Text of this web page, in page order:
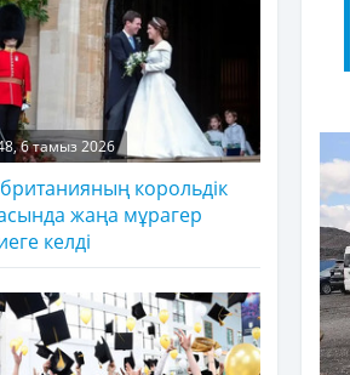
6 тамыз 2026
корольдік
жаңа мұрагер
келді